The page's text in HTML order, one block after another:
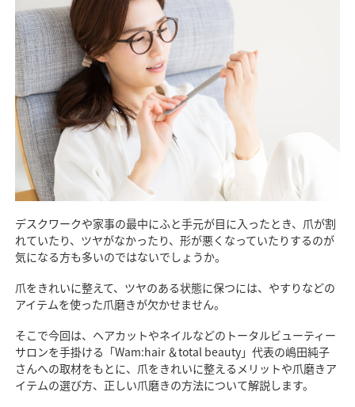
デスクワークや家事の最中にふと手元が目に入ったとき、爪が割
れていたり、ツヤがなかったり、形が悪くなっていたりするのが
気になる方も多いのではないでしょうか。
爪をきれいに整えて、ツヤのある状態に保つには、やすりなどの
アイテムを使った爪磨きが欠かせません。
そこで今回は、ヘアカットやネイルなどのトータルビューティー
サロンを手掛ける「Wam:hair ＆total beauty」代表の嶋田純子
さんへの取材をもとに、爪をきれいに整えるメリットや爪磨きア
イテムの選び方、正しい爪磨きの方法について解説します。